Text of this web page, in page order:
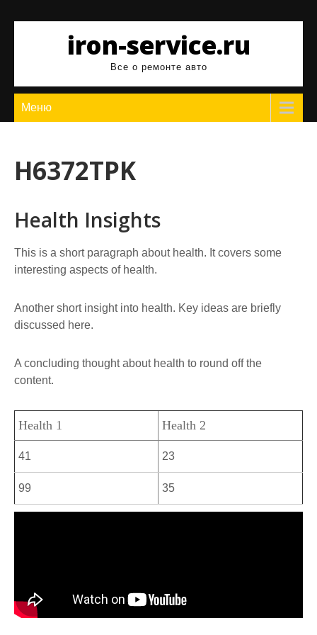
содержимомуiron-service.ru
Все о ремонте авто
Меню
H6372TPK
Health Insights
This is a short paragraph about health. It covers some
interesting aspects of health.
Another short insight into health. Key ideas are briefly
discussed here.
A concluding thought about health to round off the
content.
Health 1 Health 2
41 23
99 35